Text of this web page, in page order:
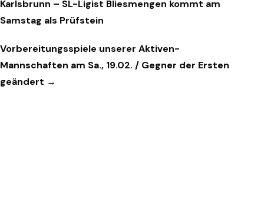
Karlsbrunn – SL-Ligist Bliesmengen kommt am
Samstag als Prüfstein
Vorbereitungsspiele unserer Aktiven-
Mannschaften am Sa., 19.02. / Gegner der Ersten
geändert →